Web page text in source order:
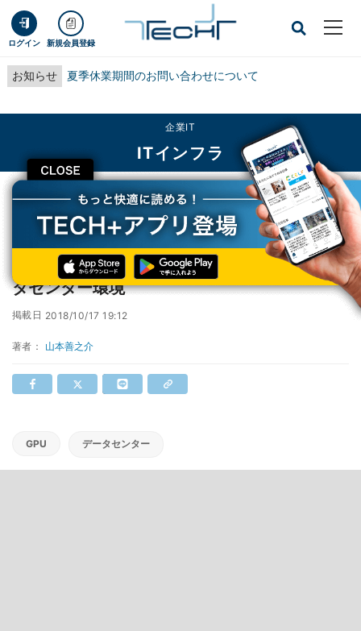
ログイン 新規会員登録
お知らせ 夏季休業期間のお問い合わせについて
CLOSE
企業IT
ITインフラ
TECH+ 企業IT
ITインフラ
NTT Com、GPUサーバ向け超高発熱対応データセンター環境
NTT Com、GPUサーバ向け超高発熱対応デー
タセンター環境
掲載日 2018/10/17 19:12
著者： 山本善之介
GPU データセンター